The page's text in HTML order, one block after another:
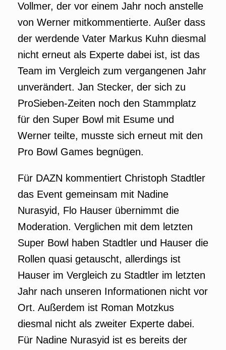
Vollmer, der vor einem Jahr noch anstelle
von Werner mitkommentierte. Außer dass
der werdende Vater Markus Kuhn diesmal
nicht erneut als Experte dabei ist, ist das
Team im Vergleich zum vergangenen Jahr
unverändert. Jan Stecker, der sich zu
ProSieben-Zeiten noch den Stammplatz
für den Super Bowl mit Esume und
Werner teilte, musste sich erneut mit den
Pro Bowl Games begnügen.
Für DAZN kommentiert Christoph Stadtler
das Event gemeinsam mit Nadine
Nurasyid, Flo Hauser übernimmt die
Moderation. Verglichen mit dem letzten
Super Bowl haben Stadtler und Hauser die
Rollen quasi getauscht, allerdings ist
Hauser im Vergleich zu Stadtler im letzten
Jahr nach unseren Informationen nicht vor
Ort. Außerdem ist Roman Motzkus
diesmal nicht als zweiter Experte dabei.
Für Nadine Nurasyid ist es bereits der